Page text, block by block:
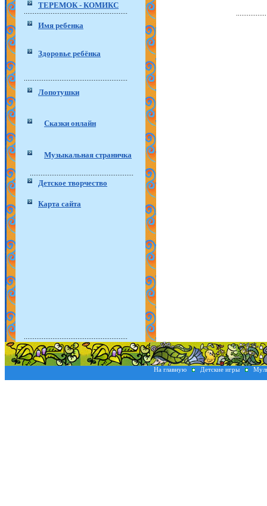
ТЕРЕМОК - КОМИКС
Имя ребенка
Здоровье ребёнка
Лопотушки
Сказки онлайн
Музыкальная страничка
Детское творчество
Карта сайта
На главную Детские игры